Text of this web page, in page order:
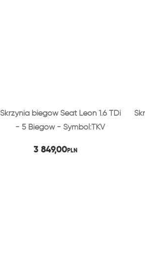
Skrzynia biegów Seat Leon 1.6 TDi
- 5 Biegów - Symbol:TKV
3 849,00PLN